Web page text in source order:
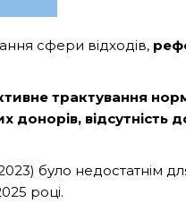
сфери відходів,
трактування
відсутність
було недостатнім
році.